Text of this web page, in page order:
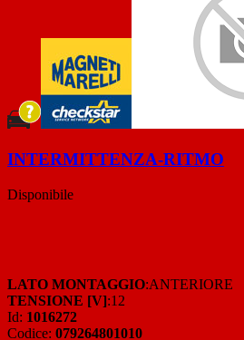
INTERMITTENZA-RITMO
Disponibile
LATO MONTAGGIO:ANTERIORE
TENSIONE [V]:12
Id: 1016272
Codice: 079264801010